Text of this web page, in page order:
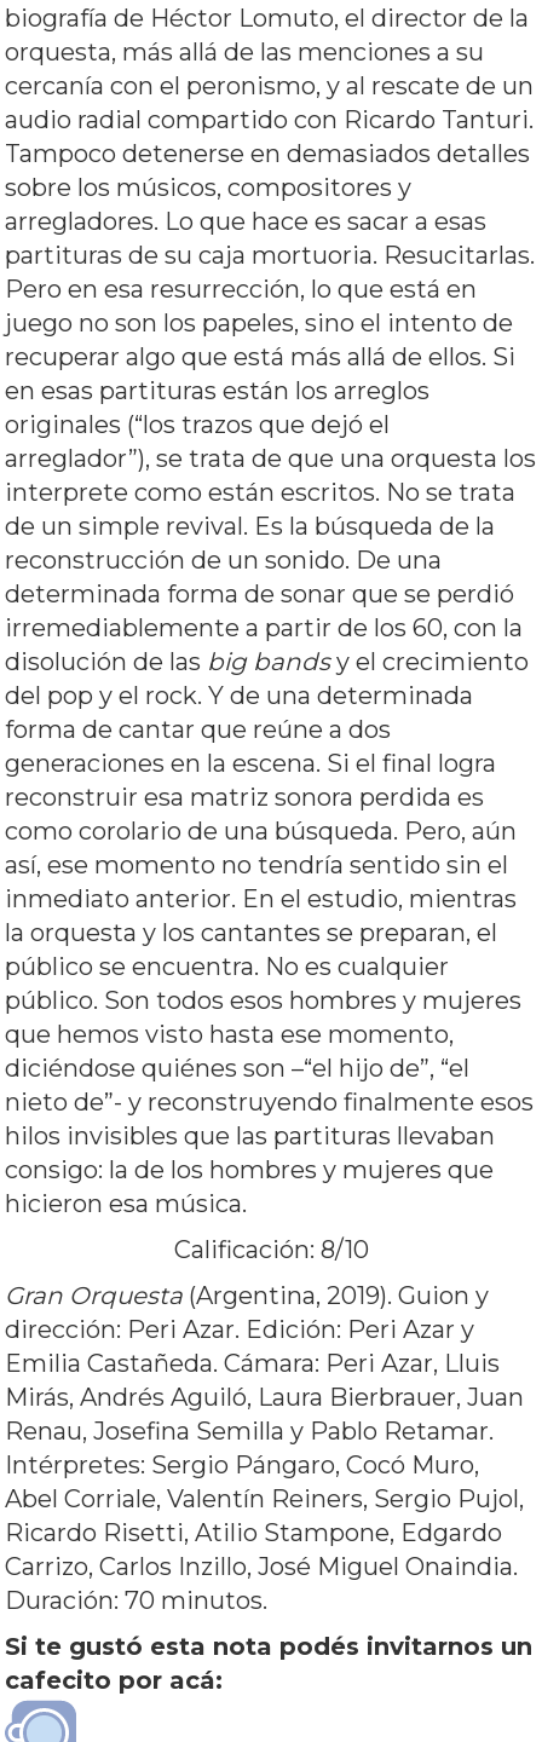
biografía de Héctor Lomuto, el director de la
orquesta, más allá de las menciones a su
cercanía con el peronismo, y al rescate de un
audio radial compartido con Ricardo Tanturi.
Tampoco detenerse en demasiados detalles
sobre los músicos, compositores y
arregladores. Lo que hace es sacar a esas
partituras de su caja mortuoria. Resucitarlas.
Pero en esa resurrección, lo que está en
juego no son los papeles, sino el intento de
recuperar algo que está más allá de ellos. Si
en esas partituras están los arreglos
originales (“los trazos que dejó el
arreglador”), se trata de que una orquesta los
interprete como están escritos. No se trata
de un simple revival. Es la búsqueda de la
reconstrucción de un sonido. De una
determinada forma de sonar que se perdió
irremediablemente a partir de los 60, con la
disolución de las big bandsy el crecimiento
del pop y el rock. Y de una determinada
forma de cantar que reúne a dos
generaciones en la escena. Si el final logra
reconstruir esa matriz sonora perdida es
como corolario de una búsqueda. Pero, aún
así, ese momento no tendría sentido sin el
inmediato anterior. En el estudio, mientras
la orquesta y los cantantes se preparan, el
público se encuentra. No es cualquier
público. Son todos esos hombres y mujeres
que hemos visto hasta ese momento,
diciéndose quiénes son –“el hijo de”, “el
nieto de”- y reconstruyendo finalmente esos
hilos invisibles que las partituras llevaban
consigo: la de los hombres y mujeres que
hicieron esa música.
Calificación: 8/10
Gran Orquesta (Argentina, 2019). Guion y
dirección: Peri Azar. Edición: Peri Azar y
Emilia Castañeda. Cámara: Peri Azar, Lluis
Mirás, Andrés Aguiló, Laura Bierbrauer, Juan
Renau, Josefina Semilla y Pablo Retamar.
Intérpretes: Sergio Pángaro, Cocó Muro,
Abel Corriale, Valentín Reiners, Sergio Pujol,
Ricardo Risetti, Atilio Stampone, Edgardo
Carrizo, Carlos Inzillo, José Miguel Onaindia.
Duración: 70 minutos.
Si te gustó esta nota podés invitarnos un
cafecito por acá: